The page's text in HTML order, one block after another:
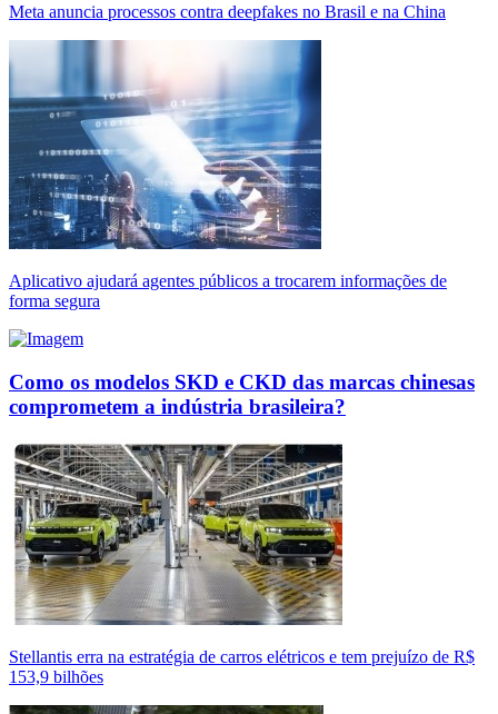
Meta anuncia processos contra deepfakes no Brasil e na China
Aplicativo ajudará agentes públicos a trocarem informações de
forma segura
Como os modelos SKD e CKD das marcas chinesas
comprometem a indústria brasileira?
Stellantis erra na estratégia de carros elétricos e tem prejuízo de R$
153,9 bilhões